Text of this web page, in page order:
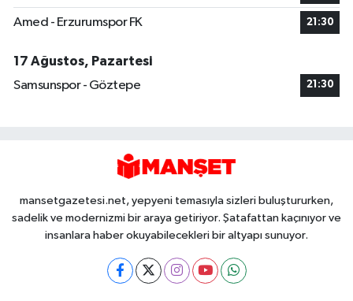
Amed - Erzurumspor FK 21:30
17 Ağustos, Pazartesi
Samsunspor - Göztepe
21:30
mansetgazetesi.net, yepyeni temasıyla sizleri buluştururken,
sadelik ve modernizmi bir araya getiriyor. Şatafattan kaçınıyor ve
insanlara haber okuyabilecekleri bir altyapı sunuyor.